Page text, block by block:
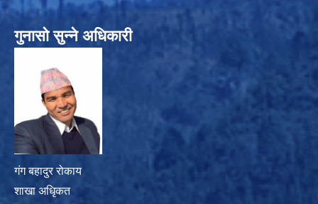
गुनासो सुन्ने अधिकारी
गंग बहादुर रोकाय
शाखा अधिृकत